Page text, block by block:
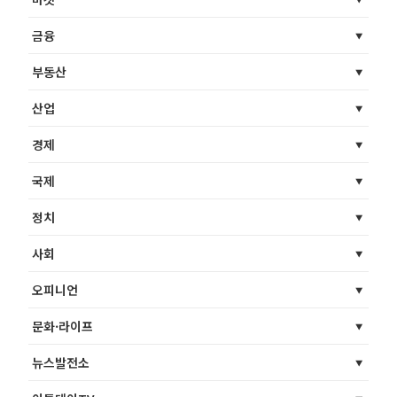
금융
부동산
산업
경제
국제
정치
사회
오피니언
문화·라이프
뉴스발전소